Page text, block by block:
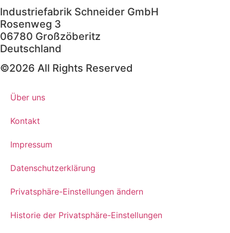
Industriefabrik Schneider GmbH
Rosenweg 3
06780 Großzöberitz
Deutschland
©2026 All Rights Reserved
Über uns
Kontakt
Impressum
Datenschutzerklärung
Privatsphäre-Einstellungen ändern
Historie der Privatsphäre-Einstellungen